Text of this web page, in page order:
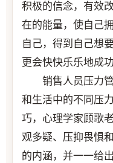
积极的信念，有效
在的能量，使自己
自己，得到自己想
更会快快乐乐地成功
销售人员压力管
和生活中的不同压
巧，心理学家顾歌
观多疑、压抑畏惧
的内涵，并一一给